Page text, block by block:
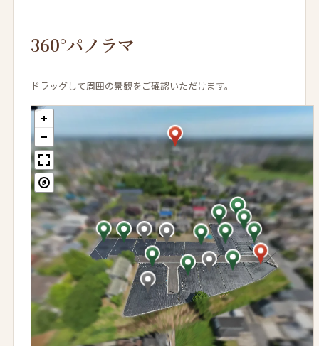
8
9 販売中
価格 269m2 (81坪)
詳細を見る
10 販売中
価格1,056万円面積308m2 (93坪)
詳細を見る
11 販売中
価格990万円面積263m2 (80坪)
詳細を見る
12 成約済み
価格--- ---
13 販売中
価格 940万円面積262.99m2 (80坪)
詳細を見る
360°パノラマ
ドラッグして周囲の景観をご確認いただけます。
区画番号１
区画番号2
区画番号3
区画番号4
区画番号5
区画番号6
区画番号7
区画番号8
区画番号9
区画番号10
区画番号11
区画番号12
区画番号13
区画番号14
区画番号15
公園
東部小学校